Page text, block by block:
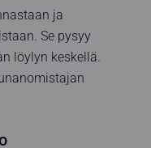
ja
Se pysyy
löylyn keskellä.